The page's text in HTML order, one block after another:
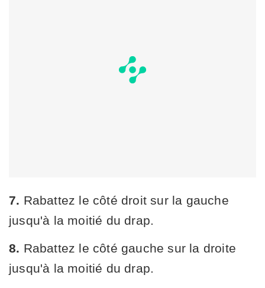
7. Rabattez le côté droit sur la gauche
jusqu'à la moitié du drap.
8. Rabattez le côté gauche sur la droite
jusqu'à la moitié du drap.